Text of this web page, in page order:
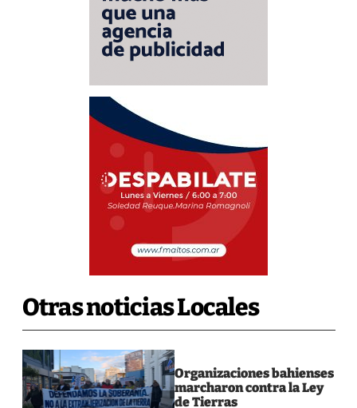
Otras noticias Locales
Organizaciones bahienses
marcharon contra la Ley
de Tierras